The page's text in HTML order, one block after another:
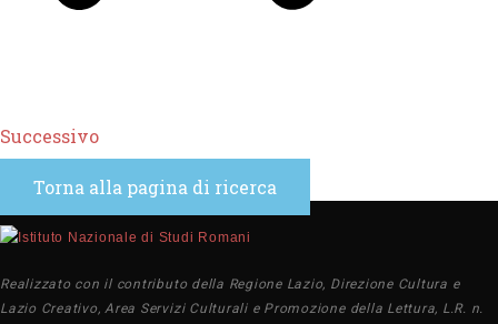
Successivo
Torna alla pagina di ricerca
Realizzato con il contributo della Regione Lazio, Direzione Cultura e
Lazio Creativo, Area Servizi Culturali e Promozione della Lettura, L.R. n.